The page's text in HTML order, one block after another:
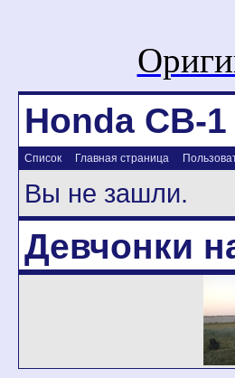
Honda CB-1
Список Главная страница
Вы не зашли.
Девчонки